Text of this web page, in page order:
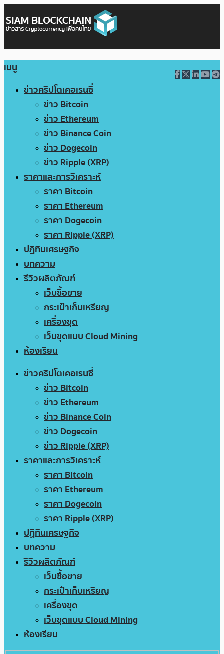
เมนู
ข่าวคริปโตเคอเรนซี่
ข่าว Bitcoin
ข่าว Ethereum
ข่าว Binance Coin
ข่าว Dogecoin
ข่าว Ripple (XRP)
ราคาและการวิเคราะห์
ราคา Bitcoin
ราคา Ethereum
ราคา Dogecoin
ราคา Ripple (XRP)
ปฏิทินเศรษฐกิจ
บทความ
รีวิวผลิตภัณฑ์
เว็บซื้อขาย
กระเป๋าเก็บเหรียญ
เครื่องขุด
เว็บขุดแบบ Cloud Mining
ห้องเรียน
ข่าวคริปโตเคอเรนซี่
ข่าว Bitcoin
ข่าว Ethereum
ข่าว Binance Coin
ข่าว Dogecoin
ข่าว Ripple (XRP)
ราคาและการวิเคราะห์
ราคา Bitcoin
ราคา Ethereum
ราคา Dogecoin
ราคา Ripple (XRP)
ปฏิทินเศรษฐกิจ
บทความ
รีวิวผลิตภัณฑ์
เว็บซื้อขาย
กระเป๋าเก็บเหรียญ
เครื่องขุด
เว็บขุดแบบ Cloud Mining
ห้องเรียน